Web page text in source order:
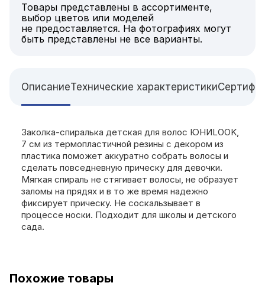
Товары представлены в ассортименте,
выбор цветов или моделей
не предоставляется. На фотографиях могут
быть представлены не все варианты.
ОписаниеТехнические характеристики
Заколка-спиралька детская для волос ЮНИLOOK,
7 см из термопластичной резины с декором из
пластика поможет аккуратно собрать волосы и
сделать повседневную прическу для девочки.
Мягкая спираль не стягивает волосы, не образует
заломы на прядях и в то же время надежно
фиксирует прическу. Не соскальзывает в
процессе носки. Подходит для школы и детского
сада.
Похожие товары